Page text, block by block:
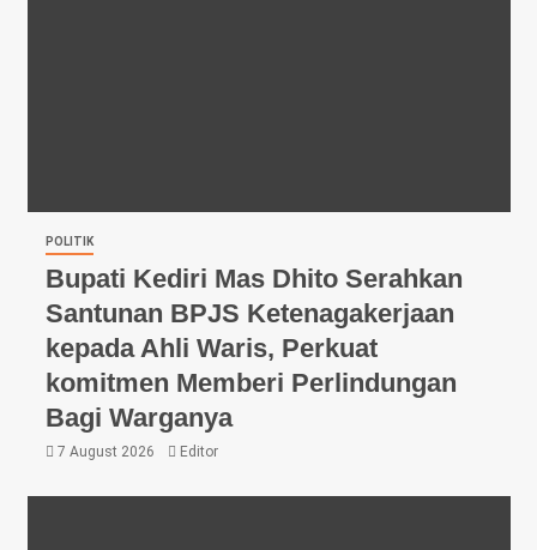
POLITIK
Bupati Kediri Mas Dhito Serahkan
Santunan BPJS Ketenagakerjaan
kepada Ahli Waris, Perkuat
komitmen Memberi Perlindungan
Bagi Warganya
7 August 2026 Editor